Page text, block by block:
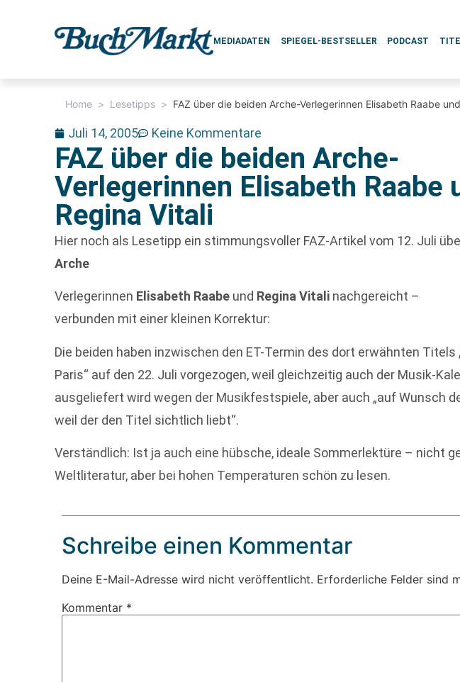
MEDIADATEN SPIEGEL-BESTSELLER PODCAST
Home > Lesetipps > FAZ über die beiden Arche-Verlegerinnen Elisabeth Raabe
Juli 14, 2005 Keine Kommentare
FAZ über die beiden Arche-
Verlegerinnen Elisabeth Raabe
Regina Vitali
Hier noch als Lesetipp ein stimmungsvoller FAZ-Artikel vom 12. Juli
Arche
Verlegerinnen Elisabeth Raabe und Regina Vitali nachgereicht –
verbunden mit einer kleinen Korrektur:
Die beiden haben inzwischen den ET-Termin des dort erwähnten Titels
Paris“ auf den 22. Juli vorgezogen, weil gleichzeitig auch der Musik-
ausgeliefert wird wegen der Musikfestspiele, aber auch „auf Wunsch
weil der den Titel sichtlich liebt“.
Verständlich: Ist ja auch eine hübsche, ideale Sommerlektüre – nicht
Weltliteratur, aber bei hohen Temperaturen schön zu lesen.
Schreibe einen Kommentar
Deine E-Mail-Adresse wird nicht veröffentlicht. Erforderliche Felder sind
Kommentar *